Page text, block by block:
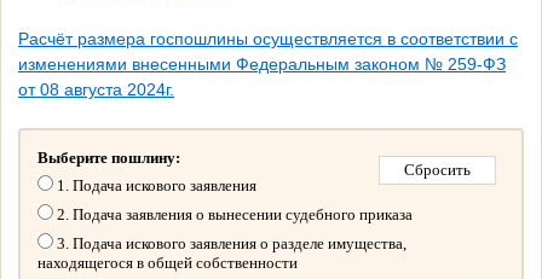
Расчёт размера госпошлины осуществляется в соответствии с
изменениями внесенными Федеральным законом № 259-ФЗ
от 08 августа 2024г.
Выберите пошлину:
1. Подача искового заявления
2. Подача заявления о вынесении судебного приказа
3. Подача искового заявления о разделе имущества,
находящегося в общей собственности